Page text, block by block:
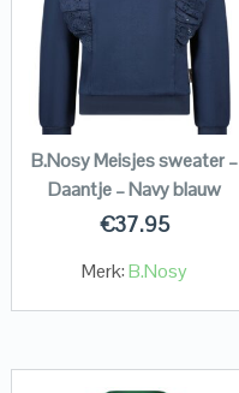
B.Nosy Meisjes sweater –
Daantje – Navy blauw
€37.95
Merk:B.Nosy